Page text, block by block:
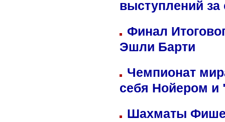
выступлений
Финал
Эшли Барти
Чемпионат
себя Нойером и
Шахматы